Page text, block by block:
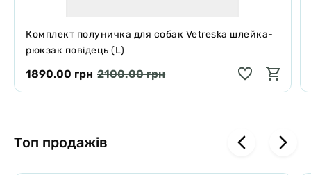
Комплект полуничка для собак Vetreska шлейка-
рюкзак повідець (L)
1890.00 грн 2100.00 грн
Топ продажів